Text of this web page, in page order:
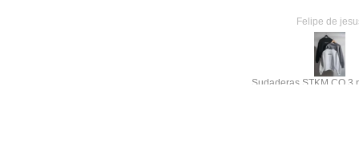
Felipe de
Sudaderas STKM CO 3